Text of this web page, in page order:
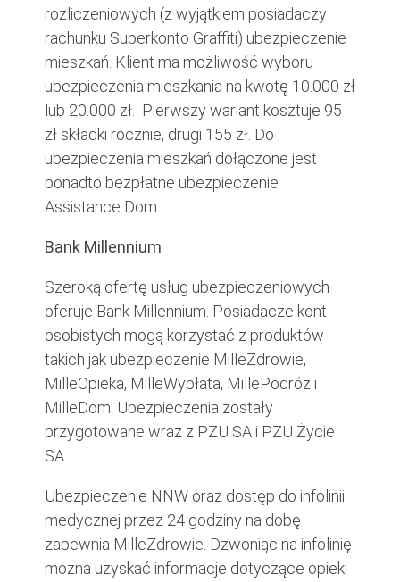
rozliczeniowych (z wyjątkiem posiadaczy
rachunku Superkonto Graffiti) ubezpieczenie
mieszkań. Klient ma możliwość wyboru
ubezpieczenia mieszkania na kwotę 10.000 zł
lub 20.000 zł. Pierwszy wariant kosztuje 95
zł składki rocznie, drugi 155 zł. Do
ubezpieczenia mieszkań dołączone jest
ponadto bezpłatne ubezpieczenie
Assistance Dom.
Bank Millennium
Szeroką ofertę usług ubezpieczeniowych
oferuje Bank Millennium. Posiadacze kont
osobistych mogą korzystać z produktów
takich jak ubezpieczenie MilleZdrowie,
MilleOpieka, MilleWypłata, MillePodróż i
MilleDom. Ubezpieczenia zostały
przygotowane wraz z PZU SA i PZU Życie
SA.
Ubezpieczenie NNW oraz dostęp do infolinii
medycznej przez 24 godziny na dobę
zapewnia MilleZdrowie. Dzwoniąc na infolinię
można uzyskać informacje dotyczące opieki